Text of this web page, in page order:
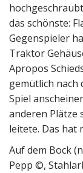
das schönste:
Gegenspieler
Traktor
Apropos
gemütlich nach
Spiel
anderen Plätze
leitete. Das hat
Auf dem Bock
Pepp ©,